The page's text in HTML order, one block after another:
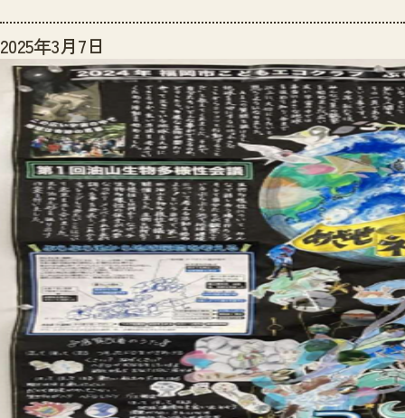
センター紹介TOP
サイトポリシー
プライバシーポリシー
ニュース
ニュースTOP
市の取組み
いきものガイド
いきものガイドTOP
注目のいきもの
生物多様性のめぐみ
いきもの図鑑
おでかけコース
保全アクション
イベント
いきもの調査隊
調査レポート
調査レポートTOP
調査結果
ふくおかいきものマップ
マッチング
マッチングTOP
掲載申し込みフォーム
お問合せ
2025年3月7日